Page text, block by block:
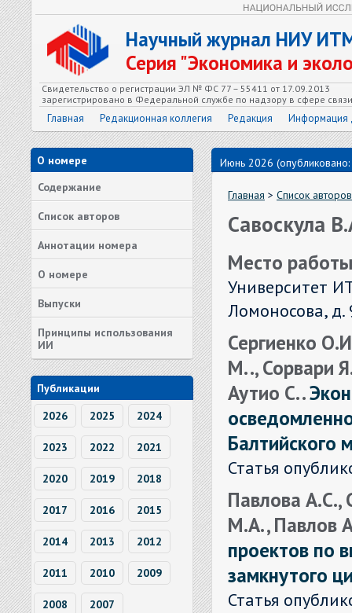
Научный журнал НИУ
Серия "Экономика и
Свидетельство о регистрации ЭЛ № ФС 77 – 55411 от 17.09.2013
зарегистрировано в Федеральной службе по надзору в сфере
Главная Редакционная коллегия Редакция Информация
О номере
Содержание
Список авторов
Аннотации номера
О номере
Выпуски
Принципы использования
ИИ
Публикации
2026
2025 2024
2023 2022 2021
2020 2019 2018
2017 2016 2015
2014 2013 2012
2011 2010 2009
2008 2007
Июнь 2026
Главная > Список авторов
Савоскула
Место
Университет
Ломоносова, д.
Сергиенко
М. ., Сорвари
Аутио С. .
Балтийского
Статья
Павлова А.С.,
М.А. , Павлов
проектов по
замкнутого
Статья